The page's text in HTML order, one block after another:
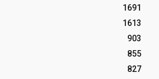
1691
1613
903
855
827